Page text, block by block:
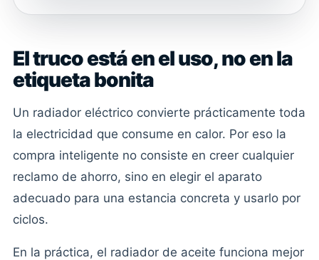
El truco está en el uso, no en la
etiqueta bonita
Un radiador eléctrico convierte prácticamente toda
la electricidad que consume en calor. Por eso la
compra inteligente no consiste en creer cualquier
reclamo de ahorro, sino en elegir el aparato
adecuado para una estancia concreta y usarlo por
ciclos.
En la práctica, el radiador de aceite funciona mejor